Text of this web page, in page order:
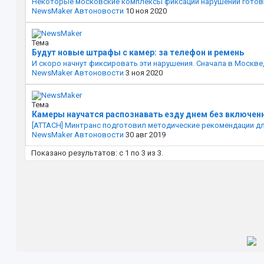
NewsMaker Автоновости 10 ноя 2020
Тема
Будут новые штрафы с камер: за телефон и ремень
И скоро начнут фиксировать эти нарушения. Сначала в
NewsMaker Автоновости 3 ноя 2020
Тема
Камеры научатся распознавать езду днем без
[ATTACH] Минтранс подготовил методические рекомендации
NewsMaker Автоновости 30 авг 2019
Показано результатов: с 1 по 3 из 3.